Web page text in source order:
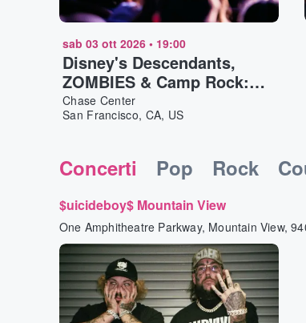
sab 03 ott 2026 • 19:00
Disney's Descendants,
ZOMBIES & Camp Rock:
Worlds Collide Concert
Tour San Francisco
Chase Center
San Francisco, CA, US
Concerti Pop Rock
$uicideboy$ Mountain View
One Amphitheatre Parkway, Mountain View,